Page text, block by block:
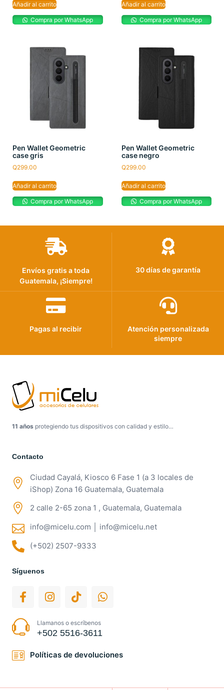
Añadir al carrito
Compra por WhatsApp
Añadir al carrito
Compra por WhatsApp
Pen Wallet Geometric
case gris
Q299.00
Añadir al carrito
Compra por WhatsApp
Pen Wallet Geometric
case negro
Q299.00
Añadir al carrito
Compra por WhatsApp
Envíos gratis a toda
Guatemala, ¡Siempre!
30 días de garantía
Pagas al recibir
Atención personalizada
siempre
11 años protegiendo tus dispositivos con calidad y estilo…
Contacto
Ciudad Cayalá, Kiosco 6 Fase 1 (a 3 locales de
iShop) Zona 16 Guatemala, Guatemala
2 calle 2-65 zona 1 , Guatemala, Guatemala
info@micelu.com │ info@micelu.net
(+502) 2507-9333
Síguenos
Llamanos o escríbenos
+502 5516-3611
Políticas de devoluciones